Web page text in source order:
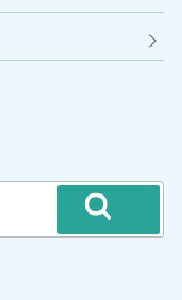
索